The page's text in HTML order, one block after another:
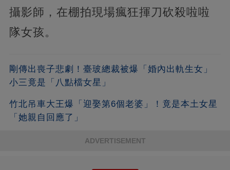
攝影師，在棚拍現場瘋狂揮刀砍殺啦啦
隊女孩。
剛傳出喪子悲劇！臺玻總裁被爆「婚內出軌生女」
小三竟是「八點檔女星」
竹北吊車大王爆「迎娶第6個老婆」！竟是本土女星
「她親自回應了」
ADVERTISEMENT